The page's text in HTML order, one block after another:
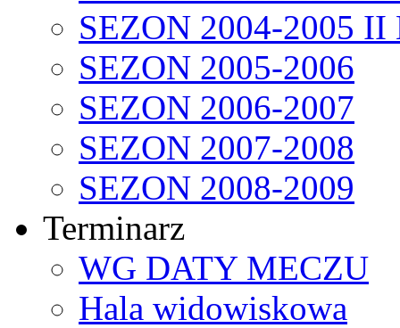
SEZON 2004-2005
SEZON 2005-2006
SEZON 2006-2007
SEZON 2007-2008
SEZON 2008-2009
Terminarz
WG DATY MECZU
Hala widowiskowa